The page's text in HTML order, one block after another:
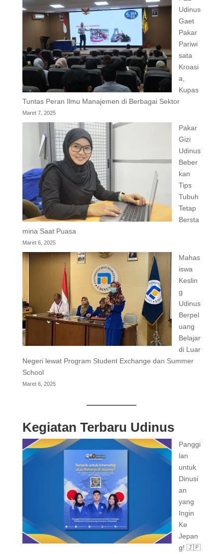
Udinus
Gaet
Pakar
Pariwi
sata
Kroasi
a,
Kupas
Tuntas Peran Ilmu Manajemen di Berbagai Sektor
Maret 7, 2025
Pakar
Gizi
Udinus
Beber
kan
Tips
Tubuh
Tetap
Bersta
mina Saat Puasa
Maret 6, 2025
Mahas
iswa
Keslin
g
Udinus
Berpel
uang
Belajar
di Luar
Negeri lewat Program Student Exchange dan Summer
School
Maret 6, 2025
Kegiatan Terbaru Udinus
Panggi
lan
untuk
Dinusi
an
yang
Ingin
Ke
Jepan
g! 🇯🇵